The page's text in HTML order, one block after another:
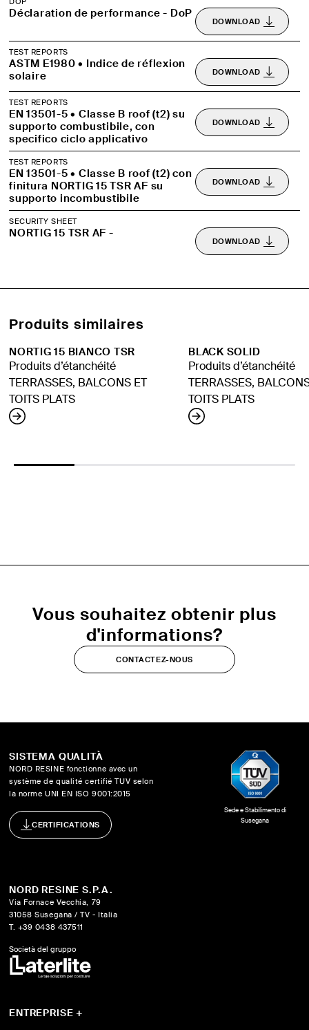
Déclaration de performance - DoP
DOWNLOAD
TEST REPORTS
ASTM E1980 • Indice de réflexion
solaire
DOWNLOAD
TEST REPORTS
EN 13501-5 • Classe B roof (t2) su
supporto combustibile, con
specifico ciclo applicativo
DOWNLOAD
TEST REPORTS
EN 13501-5 • Classe B roof (t2) con
finitura NORTIG 15 TSR AF su
supporto incombustibile
DOWNLOAD
SECURITY SHEET
NORTIG 15 TSR AF -
DOWNLOAD
Produits similaires
NORTIG 15 BIANCO TSR
Produits d’étanchéité
TERRASSES, BALCONS ET
TOITS PLATS
BLACK SOLID
Produits d’étanchéité
TERRASSES,
TOITS PLATS
Vous souhaitez obtenir plus
d'informations?
CONTACTEZ-NOUS
Sede e Stabilimento di
Susegana
SISTEMA QUALITÀ
NORD RESINE fonctionne avec un
système de qualité certifié TUV selon
la norme UNI EN ISO 9001:2015
CERTIFICATIONS
NORD RESINE S.P.A.
Via Fornace Vecchia, 79
31058 Susegana / TV - Italia
T. +39 0438 437511
Società del gruppo
ENTREPRISE+